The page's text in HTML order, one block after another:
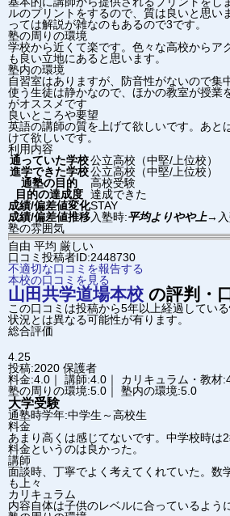
ルのプリントをするので、質は良いと思い
っては解説が雑なのもあるので3です。
塾の周りの環境
学校から近くて楽です。色々な高校からア
も良い立地にあると思います。
塾内の環境
自習室はありますが、防音性がないので集
使う生徒は静かなので、ほかの教室が授業
がオススメです
良いところや要望
英語の講師の質を上げて欲しいです。あと
けて欲しいです。
利用内容
通っていた学校公立高校（中堅/上位校）
進学できた学校公立高校（中堅/上位校）
通塾の目的
高校受験
目的の達成度 達成できた
成績/偏差値変化STAY
成績/偏差値推移入塾時:平均よりやや上→
塾の雰囲気
自由 平均 厳しい
口コミ投稿者ID:2448730
不適切な口コミを報告する
本校の口コミを見る
山田共学道場本校 の評判・
この口コミは投稿から5年以上経過してい
状況とは異なる可能性が有ります。
総合評価
4.25
投稿:2020 保護者
料金:4.0｜ 講師:4.0｜ カリキュラム・教材
塾の周りの環境:5.0｜ 塾内の環境:5.0
大学受験
通塾時学年:中学生～高校生
料金
あまり高くは感じてないです。中学校時は
料金というのは良かった。
講師
面談時、丁寧でよく考えてくれていた。数
も上々
カリキュラム
内容自体は子供のレベルに合っているよう